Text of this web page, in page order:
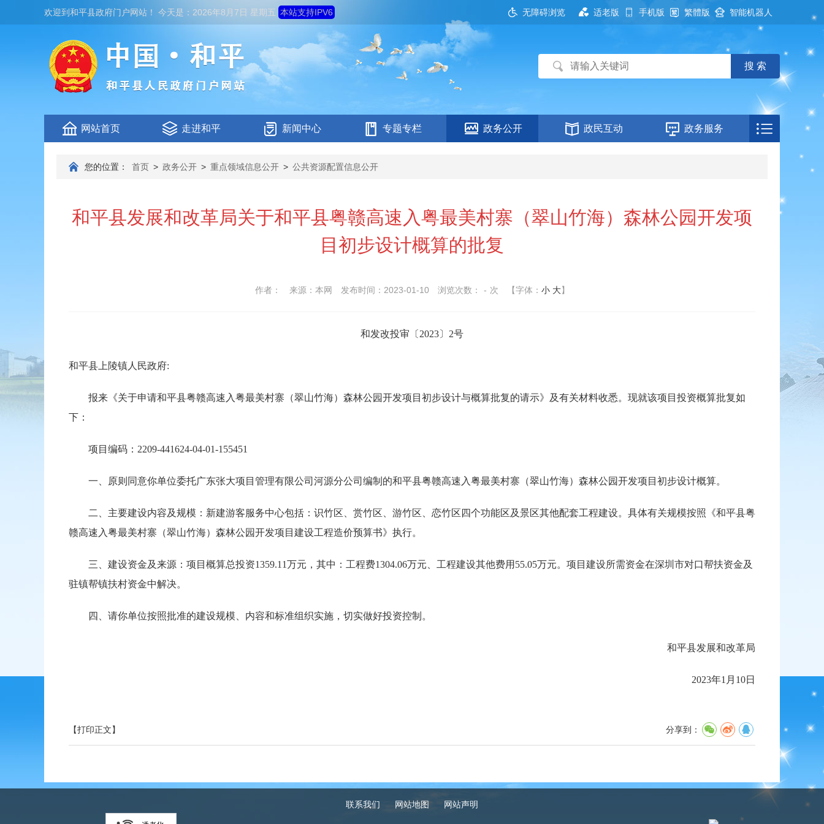
欢迎到和平县政府门户网站 ！ 今天是： 2026年8月7日 星期五 本站支持IPV6 无障碍浏览 适老版 手机版 繁體版 智能机器人
网站首页 走进和平 新闻中心 专题专栏 政务公开 政民互动 政务服务
您的位置： 首页 > 政务公开 > 重点领域信息公开 > 公共资源配置信息公开
和平县发展和改革局关于和平县粤赣高速入粤最美村寨（翠山竹海）森林公园开发项
目初步设计概算的批复
作者： 来源：本网 发布时间：2023-01-10 浏览次数： - 次 【字体： 小 大】
和发改投审〔2023〕2号
和平县上陵镇人民政府:
报来《关于申请和平县粤赣高速入粤最美村寨（翠山竹海）森林公园开发项目初步设计与概算批复的请示》及有关材料收悉。现就该项目投资概算批复如
下：
项目编码：2209-441624-04-01-155451
一、原则同意你单位委托广东张大项目管理有限公司河源分公司编制的和平县粤赣高速入粤最美村寨（翠山竹海）森林公园开发项目初步设计概算。
二、主要建设内容及规模：新建游客服务中心包括：识竹区、赏竹区、游竹区、恋竹区四个功能区及景区其他配套工程建设。具体有关规模按照《和平县粤
赣高速入粤最美村寨（翠山竹海）森林公园开发项目建设工程造价预算书》执行。
三、建设资金及来源：项目概算总投资1359.11万元，其中：工程费1304.06万元、工程建设其他费用55.05万元。项目建设所需资金在深圳市对口帮扶资金及
驻镇帮镇扶村资金中解决。
四、请你单位按照批准的建设规模、内容和标准组织实施，切实做好投资控制。
和平县发展和改革局
2023年1月10日
分享到：
【打印正文】
联系我们 网站地图 网站声明